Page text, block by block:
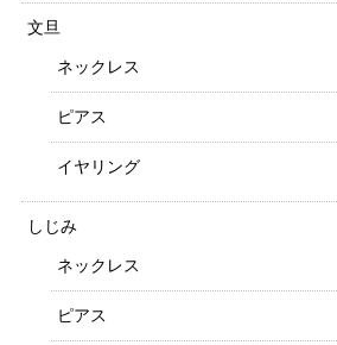
文旦
ネックレス
ピアス
イヤリング
しじみ
ネックレス
ピアス